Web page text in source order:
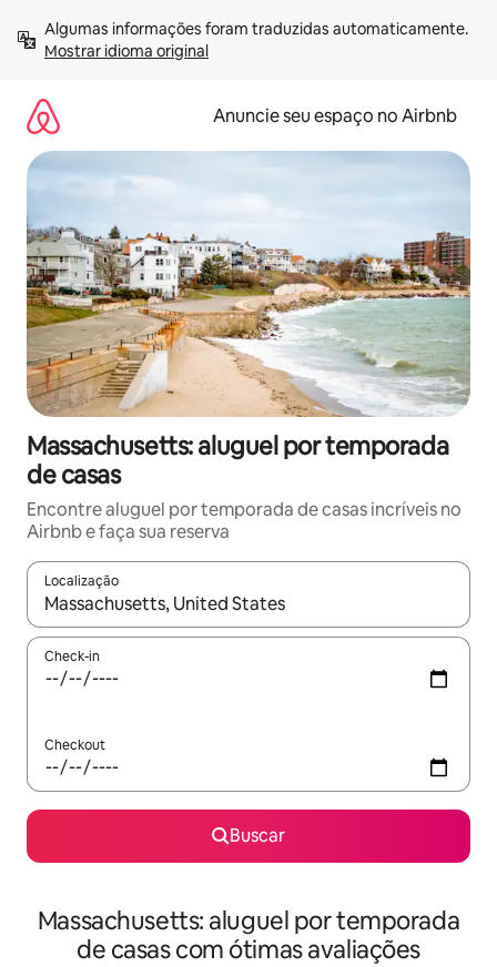
para
Mostrar idioma original
Anuncie seu espaço no Airbnb
Massachusetts: aluguel por temporada
de casas
Encontre aluguel por temporada de casas incríveis no
Airbnb e faça sua reserva
Localização
Quando os resultados estiverem disponíveis, explore-os
Check-in
Checkout
Buscar
Massachusetts: aluguel por temporada
de casas com ótimas avaliações